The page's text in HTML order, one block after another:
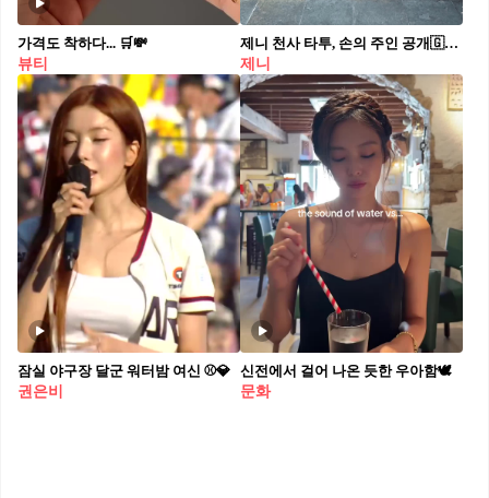
가격도 착하다... 🛒💸
뷰티
제니 천사 타투, 손의 주인 공개🇬🇧🖤
제니
잠실 야구장 달군 워터밤 여신 ⚾️💎
권은비
신전에서 걸어 나온 듯한 우아함🕊️
문화